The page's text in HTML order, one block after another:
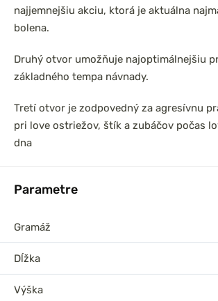
najjemnejšiu akciu, ktorá je aktuálna
bolena.
Druhý otvor umožňuje najoptimálnejšiu
základného tempa návnady.
Tretí otvor je zodpovedný za agresívnu
pri love ostriežov, štík a zubáčov počas
dna
Parametre
Gramáž
Dĺžka
Výška